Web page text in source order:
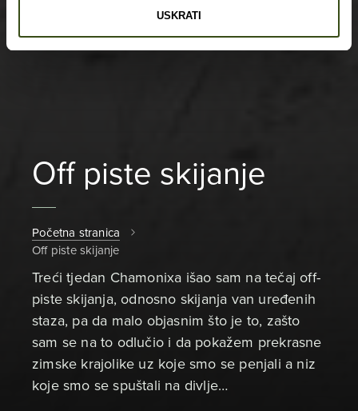
USKRATI
Off piste skijanje
Početna stranica
Off piste skijanje
Treći tjedan Chamonixa išao sam na tečaj off-
piste skijanja, odnosno skijanja van uređenih
staza, pa da malo objasnim što je to, zašto
sam se na to odlučio i da pokažem prekrasne
zimske krajolike uz koje smo se penjali a niz
koje smo se spuštali na divlje…